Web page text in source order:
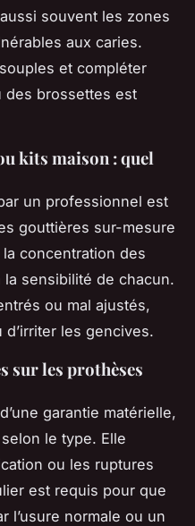
souvent les zones
aux caries.
et compléter
des brossettes est
kits maison : quel
un professionnel est
gouttières sur-mesure
concentration des
sensibilité de chacun.
ou mal ajustés,
d’irriter les gencives.
sur les prothèses
garantie matérielle,
le type. Elle
ou les ruptures
est requis pour que
l’usure normale ou un